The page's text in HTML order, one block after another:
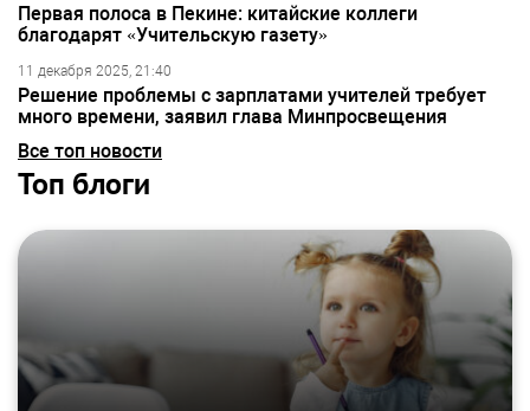
Первая полоса в Пекине: китайские коллеги
благодарят «Учительскую газету»
11 декабря 2025, 21:40
Решение проблемы с зарплатами учителей требует
много времени, заявил глава Минпросвещения
Все топ новости
Топ блоги